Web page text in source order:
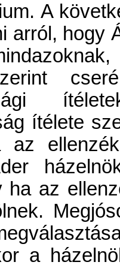
A
arról, hogy
ítélete
az
ha az
a